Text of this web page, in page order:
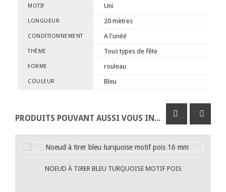
MOTIF Uni
LONGUEUR 20 mètres
CONDITIONNEMENT A l'unité
THÈME Tous types de fête
FORME rouleau
COULEUR Bleu
PRODUITS POUVANT AUSSI VOUS INTÉRESSER
NOEUD À TIRER BLEU TURQUOISE MOTIF POIS